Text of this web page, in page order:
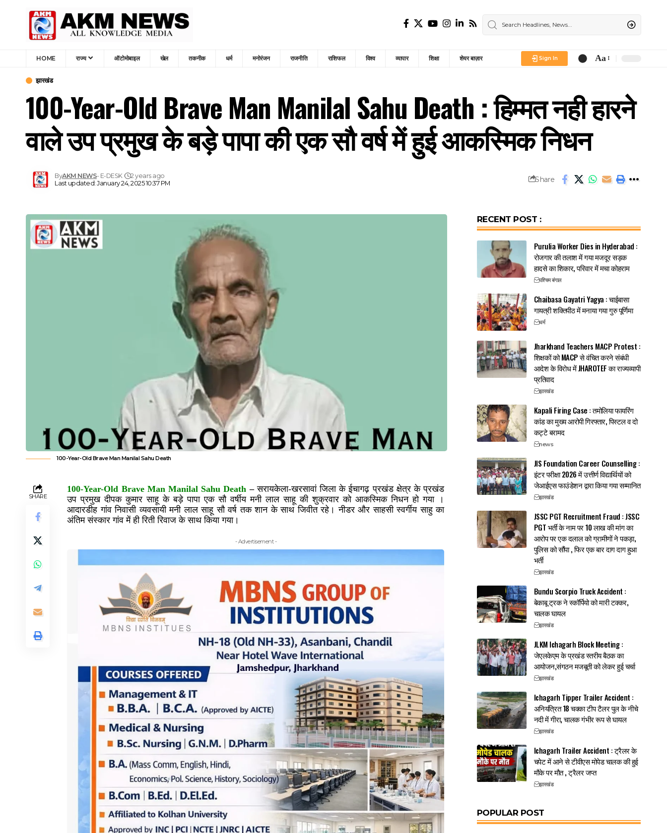
HOME राज्य ऑटोमोबाइल खेल तकनीक धर्म मनोरंजन राजनीति राशिफल विश्व व्यापार शिक्षा शेयर बाज़ार Sign In
Font
Aa
झारखंड
100-Year-Old Brave Man Manilal Sahu Death : हिम्मत नही हारने
वाले उप प्रमुख के बड़े पापा की एक सौ वर्ष में हुई आकस्मिक निधन
Last updated: January 24, 2025 10:37 PM
ByAKM NEWS- E-DESK 2 years ago Share
100-Year-Old Brave Man Manilal Sahu Death
SHARE
100-Year-Old Brave Man Manilal Sahu Death –सरायकेला-खरसावां जिला के ईचागढ़ प्रखंड क्षेत्र के प्रखंड
उप प्रमुख दीपक कुमार साहू के बड़े पापा एक सौ वर्षीय मनी लाल साहू की शुक्रवार को आकस्मिक निधन हो गया ।
आदारडीह गांव निवासी व्यवसायी मनी लाल साहू सौ वर्ष तक शान के साथ जिवीत रहे। नीडर और साहसी स्वर्गीय साहु का
अंतिम संस्कार गांव में ही रिती रिवाज के साथ किया गया।
- Advertisement -
RECENT POST :
Purulia Worker Dies in Hyderabad :
रोजगार की तलाश में गया मजदूर सड़क
हादसे का शिकार, परिवार में मचा कोहराम
पश्चिम बंगाल
Chaibasa Gayatri Yagya : चाईबासा
गायत्री शक्तिपीठ में मनाया गया गुरु पूर्णिमा
धर्म
Jharkhand Teachers MACP Protest :
शिक्षकों को MACP से वंचित करने संबंधी
आदेश के विरोध में JHAROTEF का राज्यव्यापी
प्रतिवाद
झारखंड
Kapali Firing Case : तमोलिया फायरिंग
कांड का मुख्य आरोपी गिरफ्तार, पिस्टल व दो
कट्टे बरामद
news
JIS Foundation Career Counselling :
इंटर परीक्षा 2026 में उत्तीर्ण विद्यार्थियों को
जेआईएस फाउंडेशन द्वारा किया गया सम्मानित
झारखंड
JSSC PGT Recruitment Fraud : JSSC
PGT भर्ती के नाम पर 10 लाख की मांग का
आरोप पर एक दलाल को ग्रामीणों ने पकड़ा,
पुलिस को सौंपा , फिर एक बार दाग दाग हुआ
भर्ती
झारखंड
Bundu Scorpio Truck Accident :
बेकाबू ट्रक ने स्कॉर्पियो को मारी टक्कर,
चालक घायल
झारखंड
JLKM Ichagarh Block Meeting :
जेएलकेएम के प्रखंड स्तरीय बैठक का
आयोजन,संगठन मजबूती को लेकर हुई चर्चा
झारखंड
Ichagarh Tipper Trailer Accident :
अनियंत्रित 18 चक्का टीप टैलर पुल के नीचे
नदी में गीरा, चालक गंभीर रूप से घायल
झारखंड
Ichagarh Trailer Accident : ट्रैलर के
चपेट में आने से टीवीएस मोपेड चालक की हुई
मौके पर मौत , ट्रैलर जप्त
झारखंड
POPULAR POST